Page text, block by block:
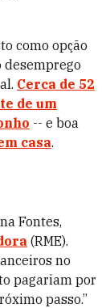
como opção
desemprego
Cerca de 52
de um
-- e boa
casa.
Fontes,
(RME).
no
pagariam por
passo.”